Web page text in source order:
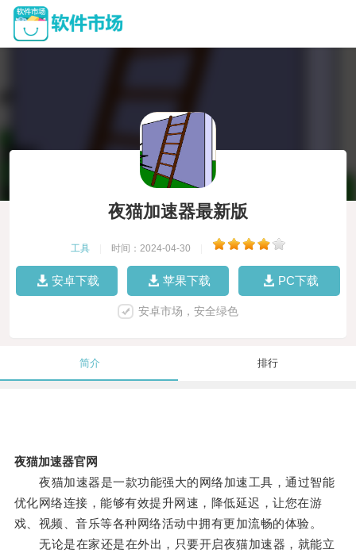
夜猫加速器最新版
工具 时间：2024-04-30
安卓下载 苹果下载 PC下载
安卓市场，安全绿色
简介 排行
夜猫加速器官网
夜猫加速器是一款功能强大的网络加速工具，通过智能
优化网络连接，能够有效提升网速，降低延迟，让您在游
戏、视频、音乐等各种网络活动中拥有更加流畅的体验。
无论是在家还是在外出，只要开启夜猫加速器，就能立